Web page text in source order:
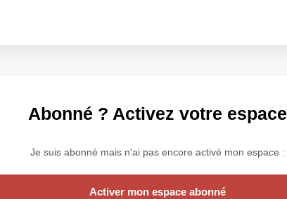
Abonné ? Activez votre espace
Je suis abonné mais n'ai pas encore activé mon espace :
Activer mon espace abonné